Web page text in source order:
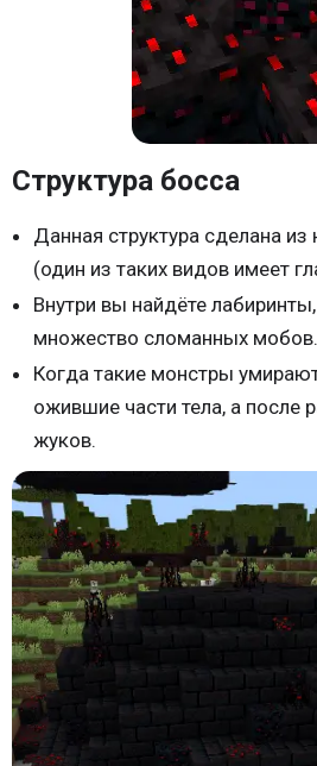
Структура босса
Данная структура сделана
(один из таких видов имеет
Внутри вы найдёте
множество сломанных мобов.
Когда такие монстры
ожившие части тела, а после
жуков.